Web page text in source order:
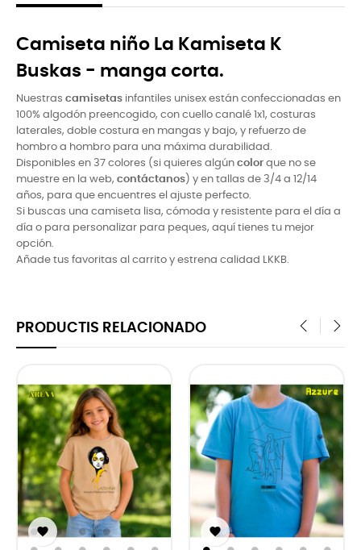
Camiseta niño La Kamiseta K
Buskas - manga corta.
Nuestras camisetas infantiles unisex están confeccionadas en
100% algodón preencogido, con cuello canalé 1x1, costuras
laterales, doble costura en mangas y bajo, y refuerzo de
hombro a hombro para una máxima durabilidad.
Disponibles en 37 colores (si quieres algún color que no se
muestre en la web, contáctanos) y en tallas de 3/4 a 12/14
años, para que encuentres el ajuste perfecto.
Si buscas una camiseta lisa, cómoda y resistente para el dí­a a
dí­a o para personalizar para peques, aquí­ tienes tu mejor
opción.
Añade tus favoritas al carrito y estrena calidad LKKB.
PRODUCTIS RELACIONADO
 